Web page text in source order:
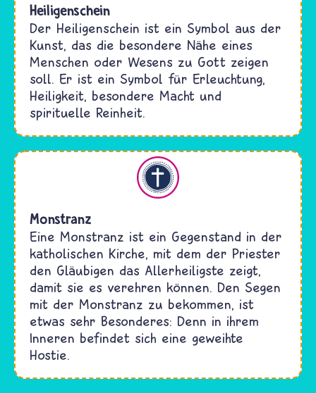
Heiligenschein
Der Heiligenschein ist ein Symbol aus der
Kunst, das die besondere Nähe eines
Menschen oder Wesens zu Gott zeigen
soll. Er ist ein Symbol für Erleuchtung,
Heiligkeit, besondere Macht und
spirituelle Reinheit.
Monstranz
Eine Monstranz ist ein Gegenstand in der
katholischen Kirche, mit dem der Priester
den Gläubigen das Allerheiligste zeigt,
damit sie es verehren können. Den Segen
mit der Monstranz zu bekommen, ist
etwas sehr Besonderes: Denn in ihrem
Inneren befindet sich eine geweihte
Hostie.